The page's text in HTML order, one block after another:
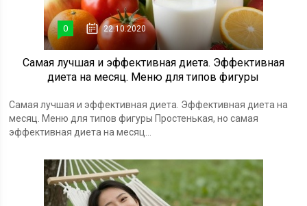
0 22.10.2020
Самая лучшая и эффективная диета. Эффективная
диета на месяц. Меню для типов фигуры
Самая лучшая и эффективная диета. Эффективная диета на
месяц. Меню для типов фигуры Простенькая, но самая
эффективная диета на месяц...